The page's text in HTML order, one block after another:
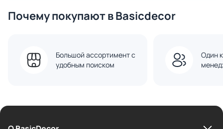
Почему покупают в Basicdecor
Большой ассортимент с
удобным поиском
Один